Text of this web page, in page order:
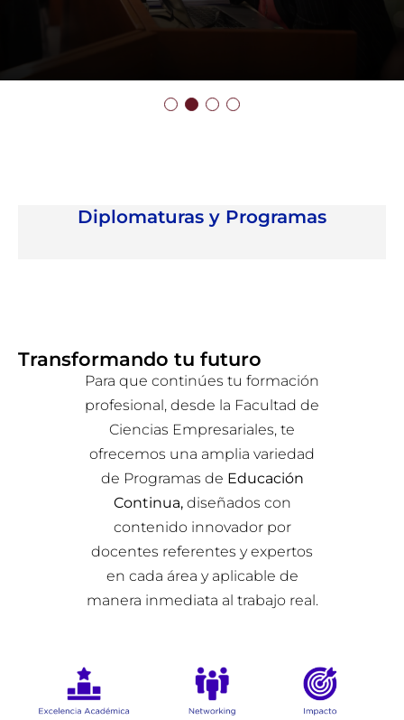
Diplomaturas y Programas
Transformando tu futuro
Para que continúes tu formación
profesional, desde la Facultad de
Ciencias Empresariales, te
ofrecemos una amplia variedad
de Programas de Educación
Continua, diseñados con
contenido innovador por
docentes referentes y expertos
en cada área y aplicable de
manera inmediata al trabajo real.